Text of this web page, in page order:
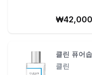
₩42,000
클린 퓨어
클린